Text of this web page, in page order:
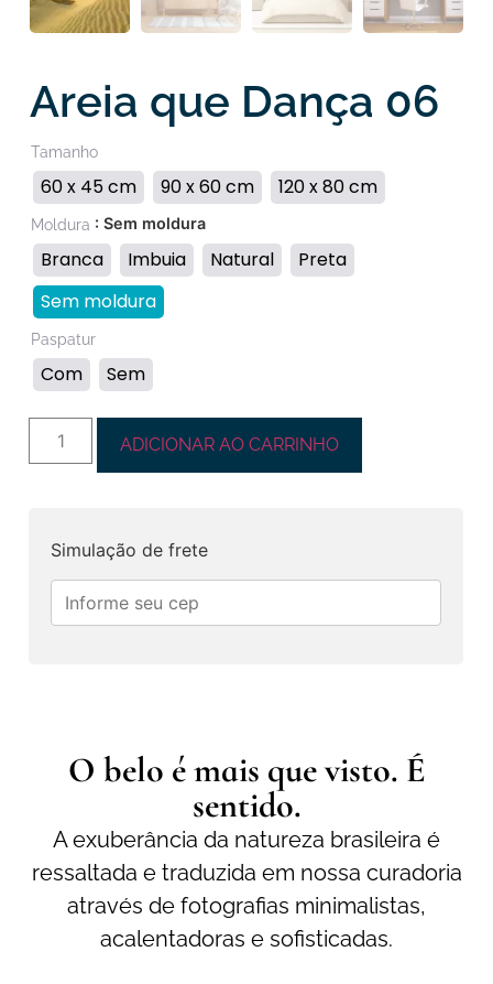
Areia que Dança 06
Tamanho
60 x 45 cm 90 x 60 cm 120 x 80 cm
Moldura : Sem moldura
Branca Imbuia Natural
Preta
Sem moldura
Paspatur
Com Sem
ADICIONAR AO CARRINHO
Simulação de frete
O belo é mais que visto. É
sentido.
A exuberância da natureza brasileira é
ressaltada e traduzida em nossa curadoria
através de fotografias minimalistas,
acalentadoras e sofisticadas.